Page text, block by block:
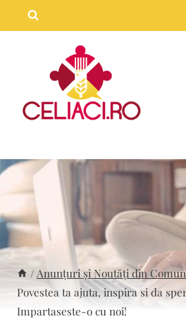
to
/ Anunțuri și Noutăți din
Povestea ta ajuta, inspira si da
Impartaseste-o cu noi!